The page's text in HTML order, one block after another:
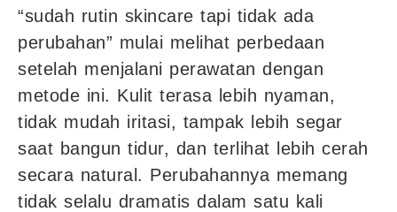
“sudah rutin skincare tapi tidak ada
perubahan” mulai melihat perbedaan
setelah menjalani perawatan dengan
metode ini. Kulit terasa lebih nyaman,
tidak mudah iritasi, tampak lebih segar
saat bangun tidur, dan terlihat lebih cerah
secara natural. Perubahannya memang
tidak selalu dramatis dalam satu kali